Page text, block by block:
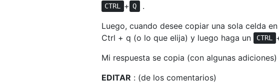
CTRL + Q
.
Luego, cuando desee copiar una sola celda
Ctrl + q (o lo que elija) y luego haga un
CTRL
Mi respuesta se copia (con algunas adiciones)
EDITAR : (de los comentarios)